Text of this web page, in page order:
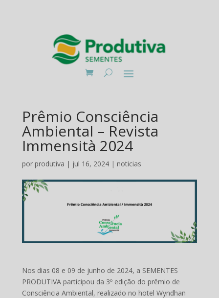
Prêmio Consciência
Ambiental – Revista
Immensità 2024
por produtiva | jul 16, 2024| noticias
Nos dias 08 e 09 de junho de 2024, a SEMENTES
PRODUTIVA participou da 3º edição do prêmio de
Consciência Ambiental, realizado no hotel Wyndhan